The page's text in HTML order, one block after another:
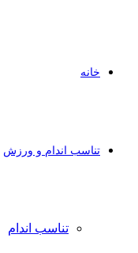
خانه
تناسب اندام و ورزش
تناسب اندام